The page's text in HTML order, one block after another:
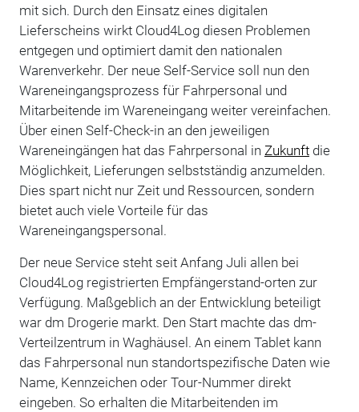
mit sich. Durch den Einsatz eines digitalen
Lieferscheins wirkt Cloud4Log diesen Problemen
entgegen und optimiert damit den nationalen
Warenverkehr. Der neue Self-Service soll nun den
Wareneingangsprozess für Fahrpersonal und
Mitarbeitende im Wareneingang weiter vereinfachen.
Über einen Self-Check-in an den jeweiligen
Wareneingängen hat das Fahrpersonal in Zukunftdie
Möglichkeit, Lieferungen selbstständig anzumelden.
Dies spart nicht nur Zeit und Ressourcen, sondern
bietet auch viele Vorteile für das
Wareneingangspersonal.
Der neue Service steht seit Anfang Juli allen bei
Cloud4Log registrierten Empfängerstand-orten zur
Verfügung. Maßgeblich an der Entwicklung beteiligt
war dm Drogerie markt. Den Start machte das dm-
Verteilzentrum in Waghäusel. An einem Tablet kann
das Fahrpersonal nun standortspezifische Daten wie
Name, Kennzeichen oder Tour-Nummer direkt
eingeben. So erhalten die Mitarbeitenden im